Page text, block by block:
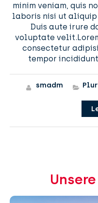
minim veniam, quis
laboris nisi ut aliquip
Duis aute irure
voluptate
consectetur
tempor
smadm